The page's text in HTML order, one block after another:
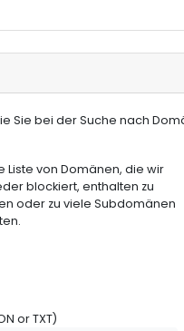
Sie bei der Suche nach
Liste von Domänen, die wir
blockiert, enthalten zu
oder zu viele Subdomänen
or TXT)